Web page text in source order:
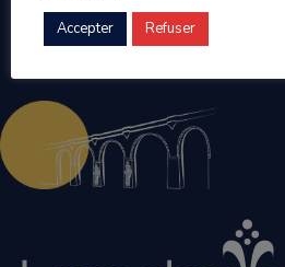
Accepter Refuser